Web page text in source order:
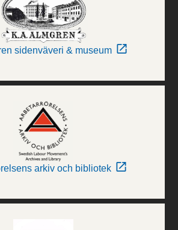
sidenväveri & museum
arkiv och bibliotek